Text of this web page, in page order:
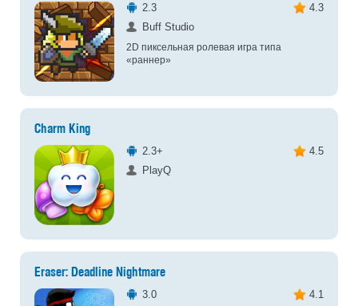
2.3
4.3
Buff Studio
2D пиксельная ролевая игра типа
«раннер»
Charm King
2.3+
4.5
PlayQ
Eraser: Deadline Nightmare
3.0
4.1